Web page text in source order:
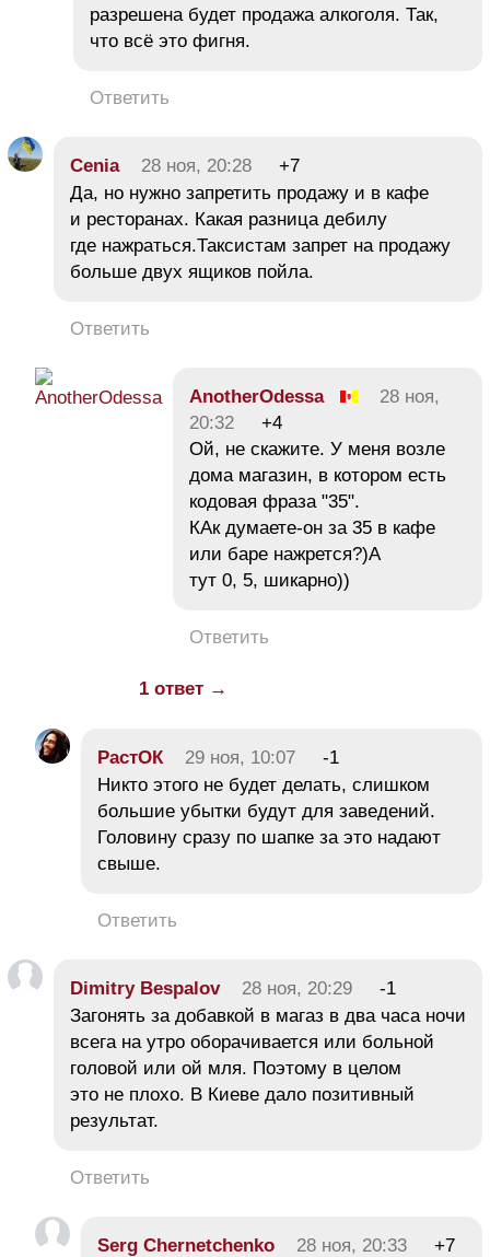
разрешена будет продажа алкоголя. Так,
что всё это фигня.
Ответить
Cenia 28 ноя, 20:28
+7
Да, но нужно запретить продажу и в кафе
и ресторанах. Какая разница дебилу
где нажраться.Таксистам запрет на продажу
больше двух ящиков пойла.
Ответить
AnotherOdessa
28 ноя,
20:32
+4
Ой, не скажите. У меня возле
дома магазин, в котором есть
кодовая фраза "35".
КАк думаете-он за 35 в кафе
или баре нажрется?)А
тут 0, 5, шикарно))
Ответить
1 ответ →
РастОК 29 ноя, 10:07
-1
Никто этого не будет делать, слишком
большие убытки будут для заведений.
Головину сразу по шапке за это надают
свыше.
Ответить
Dimitry Bespalov 28 ноя, 20:29
-1
Загонять за добавкой в магаз в два часа ночи
всега на утро оборачивается или больной
головой или ой мля. Поэтому в целом
это не плохо. В Киеве дало позитивный
результат.
Ответить
Serg Chernetchenko 28 ноя, 20:33 +7